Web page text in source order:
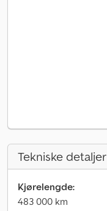
Tekniske detaljer
Kjørelengde:
483 000 km